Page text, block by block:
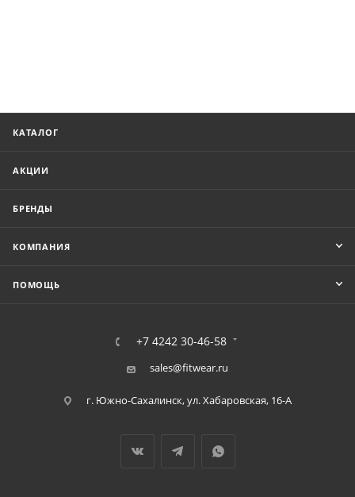
КАТАЛОГ
АКЦИИ
БРЕНДЫ
КОМПАНИЯ
ПОМОЩЬ
+7 4242 30-46-58
sales@fitwear.ru
г. Южно-Сахалинск, ул. Хабаровская, 16-А